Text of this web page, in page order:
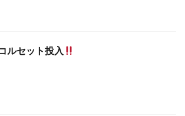
ルセット投入